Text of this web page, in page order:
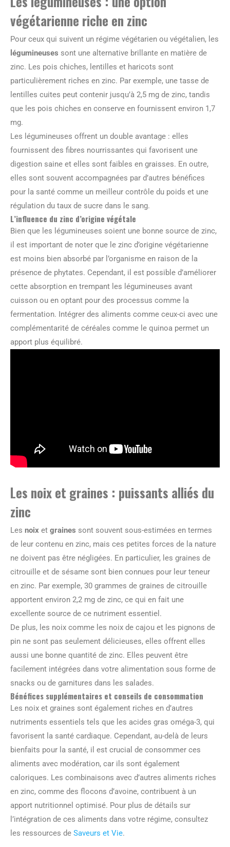
végétarienne riche en zinc
Pour ceux qui suivent un régime végétarien ou végétalien, les
légumineuses sont une alternative brillante en matière de
zinc. Les pois chiches, lentilles et haricots sont
particulièrement riches en zinc. Par exemple, une tasse de
lentilles cuites peut contenir jusqu’à 2,5 mg de zinc, tandis
que les pois chiches en conserve en fournissent environ 1,7
mg.
Les légumineuses offrent un double avantage : elles
fournissent des fibres nourrissantes qui favorisent une
digestion saine et elles sont faibles en graisses. En outre,
elles sont souvent accompagnées par d’autres bénéfices
pour la santé comme un meilleur contrôle du poids et une
régulation du taux de sucre dans le sang.
L’influence du zinc d’origine végétale
Bien que les légumineuses soient une bonne source de zinc,
il est important de noter que le zinc d’origine végétarienne
est moins bien absorbé par l’organisme en raison de la
présence de phytates. Cependant, il est possible d’améliorer
cette absorption en trempant les légumineuses avant
cuisson ou en optant pour des processus comme la
fermentation. Intégrer des aliments comme ceux-ci avec une
complémentarité de céréales comme le quinoa permet un
apport plus équilibré.
Les noix et graines : puissants alliés du
zinc
Les noix et graines sont souvent sous-estimées en termes
de leur contenu en zinc, mais ces petites forces de la nature
ne doivent pas être négligées. En particulier, les graines de
citrouille et de sésame sont bien connues pour leur teneur
en zinc. Par exemple, 30 grammes de graines de citrouille
apportent environ 2,2 mg de zinc, ce qui en fait une
excellente source de ce nutriment essentiel.
De plus, les noix comme les noix de cajou et les pignons de
pin ne sont pas seulement délicieuses, elles offrent elles
aussi une bonne quantité de zinc. Elles peuvent être
facilement intégrées dans votre alimentation sous forme de
snacks ou de garnitures dans les salades.
Bénéfices supplémentaires et conseils de consommation
Les noix et graines sont également riches en d’autres
nutriments essentiels tels que les acides gras oméga-3, qui
favorisent la santé cardiaque. Cependant, au-delà de leurs
bienfaits pour la santé, il est crucial de consommer ces
aliments avec modération, car ils sont également
caloriques. Les combinaisons avec d’autres aliments riches
en zinc, comme des flocons d’avoine, contribuent à un
apport nutritionnel optimisé. Pour plus de détails sur
l’intégration de ces aliments dans votre régime, consultez
les ressources de Saveurs et Vie.